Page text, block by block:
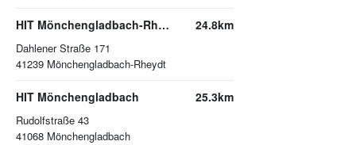
HIT Mönchengladbach-Rheydt
Dahlener Straße 171
41239 Mönchengladbach-Rheydt
24.8km
HIT Mönchengladbach
Rudolfstraße 43
41068 Mönchengladbach
25.3km